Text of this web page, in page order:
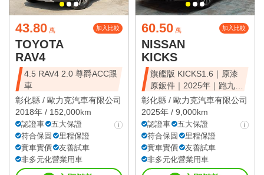
43.80 萬 加入比較
TOYOTA
RAV4
4.5 RAV4 2.0 尊爵ACC跟
車
彰化縣 / 歐力克汽車有限公司
2018年 / 152,000km
認證車
五大保證
符合保固
里程保證
實車實價
友善試車
非多元化營業用車
60.50 萬 加入比較
NISSAN
KICKS
旗艦版 KICKS1.6｜原漆
原鈑件｜2025年｜跑九千
公里
彰化縣 / 歐力克汽車有限公司
2025年 / 9,000km
認證車
五大保證
符合保固
里程保證
實車實價
友善試車
非多元化營業用車